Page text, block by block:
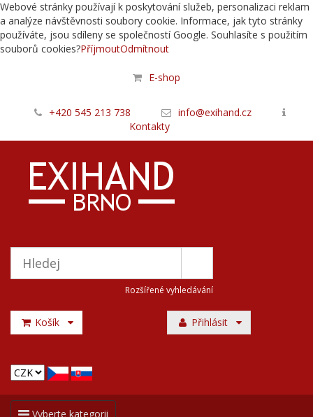
Webové stránky používají k poskytování služeb, personalizaci reklam
a analýze návštěvnosti soubory cookie. Informace, jak tyto stránky
používáte, jsou sdíleny se společností Google. Souhlasíte s použitím
souborů cookies?PříjmoutOdmítnout
E-shop
+420 545 213 738
info@exihand.cz
Kontakty
Rozšířené vyhledávání
Košík Přihlásit
ToggleVyberte kategorii